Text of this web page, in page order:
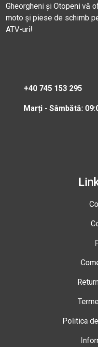
Gheorgheni și Otopeni vă
moto și piese de schimb
ATV-uri!
+40 745 153 295
Marți - Sâmbătă:
Politica